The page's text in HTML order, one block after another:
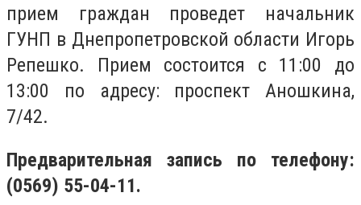
прием граждан проведет начальник
ГУНП в Днепропетровской области Игорь
Репешко. Прием состоится с 11:00 до
13:00 по адресу: проспект Аношкина,
7/42.
Предварительная запись по телефону:
(0569) 55-04-11.